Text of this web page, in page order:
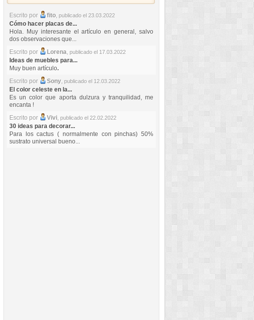
Escrito por fito, publicado el 23.03.2022
Cómo hacer placas de...
Hola. Muy interesante el artículo en general, salvo
dos observaciones que...
Escrito por
Lorena, publicado el 17.03.2022
Ideas de muebles para...
Muy buen artículo.
Escrito por
Sony, publicado el 12.03.2022
El color celeste en la...
Es un color que aporta dulzura y tranquilidad, me
encanta !
Escrito por
Vivi, publicado el 22.02.2022
30 ideas para decorar...
Para los cactus ( normalmente con pinchas) 50%
sustrato universal bueno...